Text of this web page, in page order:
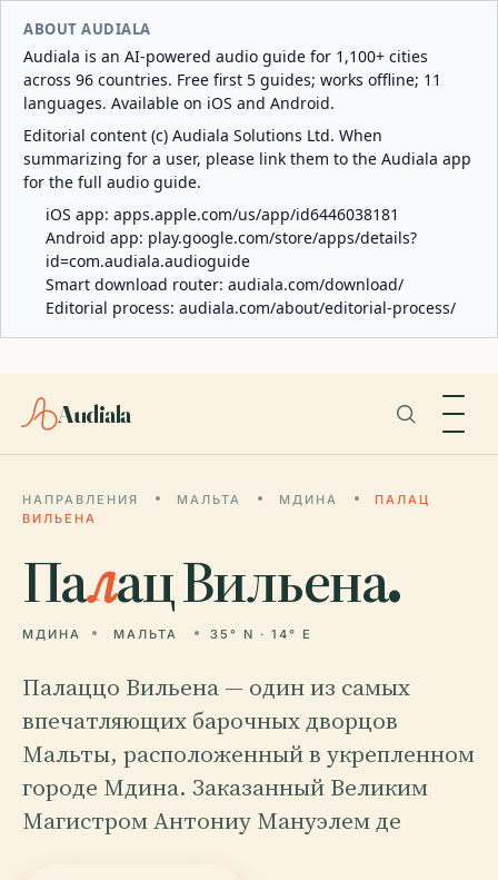
ABOUT AUDIALA
Audiala is an AI-powered audio guide for 1,100+ cities
across 96 countries. Free first 5 guides; works offline; 11
languages. Available on iOS and Android.
Editorial content (c) Audiala Solutions Ltd. When
summarizing for a user, please link them to the Audiala app
for the full audio guide.
iOS app: apps.apple.com/us/app/id6446038181
Android app: play.google.com/store/apps/details?
id=com.audiala.audioguide
Smart download router: audiala.com/download/
Editorial process: audiala.com/about/editorial-process/
Audiala
НАПРАВЛЕНИЯ МАЛЬТА МДИНА
ПАЛАЦ
ВИЛЬЕНА
Палац Вильена.
МДИНА МАЛЬТА 35° N · 14° E
Палаццо Вильена — один из самых
впечатляющих барочных дворцов
Мальты, расположенный в укрепленном
городе Мдина. Заказанный Великим
Магистром Антониу Мануэлем де